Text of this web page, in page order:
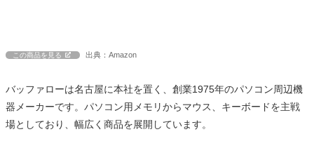
この商品を見る 出典：Amazon
バッファローは名古屋に本社を置く、創業1975年のパソコン周辺機
器メーカーです。パソコン用メモリからマウス、キーボードを主戦
場としており、幅広く商品を展開しています。